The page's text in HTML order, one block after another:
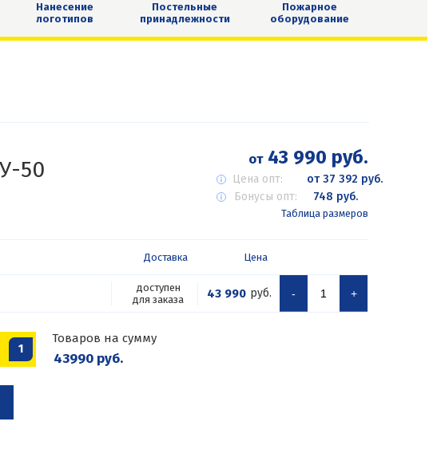
Нанесение
логотипов
Постельные
принадлежности
Пожарное
оборудование
50 от43 990 руб.
Цена опт:
от 37 392 руб.
Бонусы опт:
748 руб.
Таблица размеров
Доставка Цена
доступен
для заказа
43 990 руб. - +
1
Товаров на сумму
43990 руб.